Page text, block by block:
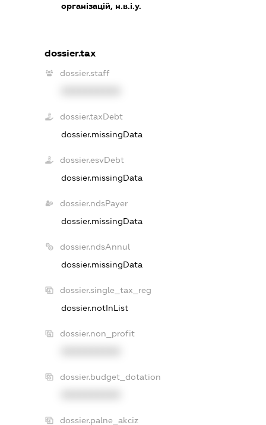
організацій, н.в.і.у.
dossier.tax
dossier.staff
dossier.taxDebt
dossier.missingData
dossier.esvDebt
dossier.missingData
dossier.ndsPayer
dossier.missingData
dossier.ndsAnnul
dossier.missingData
dossier.single_tax_reg
dossier.notInList
dossier.non_profit
dossier.budget_dotation
dossier.palne_akciz